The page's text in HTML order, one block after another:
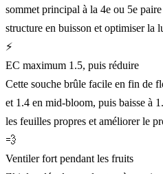
sommet principal à la 4e ou 5e
structure en buisson et optimiser la
⚡
EC maximum 1.5, puis réduire
Cette souche brûle facile en fin de
et 1.4 en mid-bloom, puis baisse à
les feuilles propres et améliorer le
💨
Ventiler fort pendant les fruits